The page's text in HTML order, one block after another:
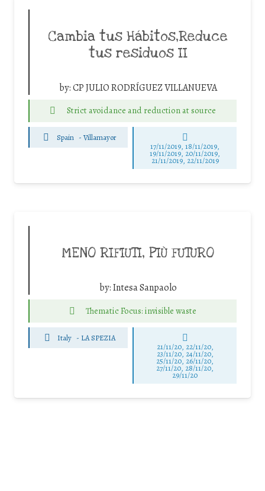
Cambia tus Hábitos,Reduce
tus residuos II
by:CP JULIO RODRÍGUEZ VILLANUEVA
Strict avoidance and reduction at source
Spain - Villamayor
17/11/2019, 18/11/2019,
19/11/2019, 20/11/2019,
21/11/2019, 22/11/2019
MENO RIFIUTI, PIÙ FUTURO
by:Intesa Sanpaolo
Thematic Focus: invisible waste
Italy - LA SPEZIA
21/11/20, 22/11/20,
23/11/20, 24/11/20,
25/11/20, 26/11/20,
27/11/20, 28/11/20,
29/11/20